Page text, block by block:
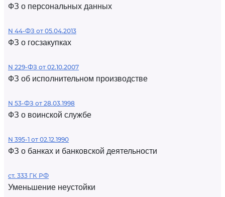
ФЗ о персональных данных
N 44-ФЗ от 05.04.2013
ФЗ о госзакупках
N 229-ФЗ от 02.10.2007
ФЗ об исполнительном производстве
N 53-ФЗ от 28.03.1998
ФЗ о воинской службе
N 395-1 от 02.12.1990
ФЗ о банках и банковской деятельности
ст. 333 ГК РФ
Уменьшение неустойки